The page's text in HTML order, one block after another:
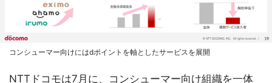
コンシューマー向けにはdポイントを軸としたサービスを展開
NTTドコモは7月に、コンシューマー向け組織を一体